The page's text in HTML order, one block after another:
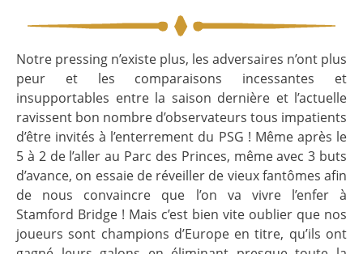
Notre pressing n’existe plus, les adversaires n’ont plus
peur et les comparaisons incessantes et
insupportables entre la saison dernière et l’actuelle
ravissent bon nombre d’observateurs tous impatients
d’être invités à l’enterrement du PSG ! Même après le
5 à 2 de l’aller au Parc des Princes, même avec 3 buts
d’avance, on essaie de réveiller de vieux fantômes afin
de nous convaincre que l’on va vivre l’enfer à
Stamford Bridge ! Mais c’est bien vite oublier que nos
joueurs sont champions d’Europe en titre, qu’ils ont